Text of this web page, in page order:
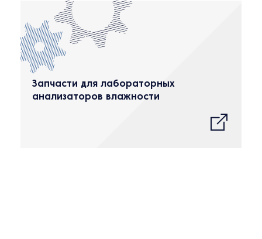
Запчасти для лабораторных
анализаторов влажности